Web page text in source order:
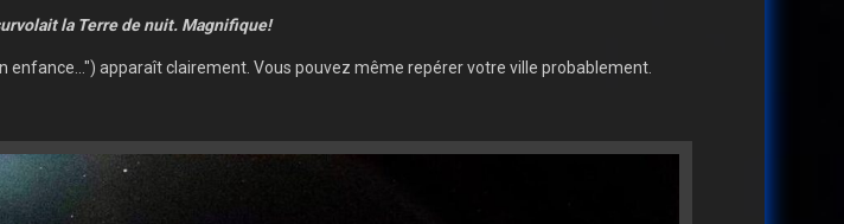
la Terre de nuit. Magnifique!
enfance...") apparaît clairement. Vous pouvez même repérer votre ville probablement.